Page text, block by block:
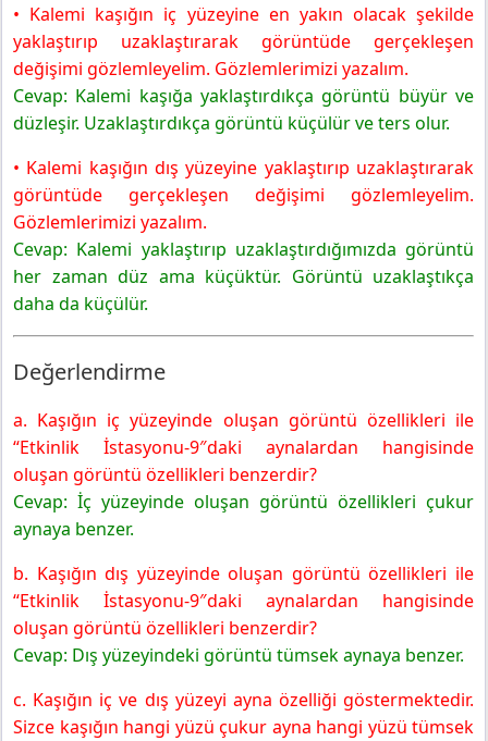
• Kalemi kaşığın iç yüzeyine en yakın olacak şekilde
yaklaştırıp uzaklaştırarak görüntüde gerçekleşen
değişimi gözlemleyelim. Gözlemlerimizi yazalım.
Cevap: Kalemi kaşığa yaklaştırdıkça görüntü büyür ve
düzleşir. Uzaklaştırdıkça görüntü küçülür ve ters olur.
• Kalemi kaşığın dış yüzeyine yaklaştırıp uzaklaştırarak
görüntüde gerçekleşen değişimi gözlemleyelim.
Gözlemlerimizi yazalım.
Cevap: Kalemi yaklaştırıp uzaklaştırdığımızda görüntü
her zaman düz ama küçüktür. Görüntü uzaklaştıkça
daha da küçülür.
Değerlendirme
a. Kaşığın iç yüzeyinde oluşan görüntü özellikleri ile
“Etkinlik İstasyonu-9″daki aynalardan hangisinde
oluşan görüntü özellikleri benzerdir?
Cevap: İç yüzeyinde oluşan görüntü özellikleri çukur
aynaya benzer.
b. Kaşığın dış yüzeyinde oluşan görüntü özellikleri ile
“Etkinlik İstasyonu-9″daki aynalardan hangisinde
oluşan görüntü özellikleri benzerdir?
Cevap: Dış yüzeyindeki görüntü tümsek aynaya benzer.
c. Kaşığın iç ve dış yüzeyi ayna özelliği göstermektedir.
Sizce kaşığın hangi yüzü çukur ayna hangi yüzü tümsek